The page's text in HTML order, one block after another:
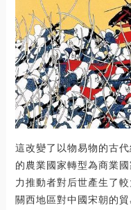
這改變了以物易物的古
的農業國家轉型為商業
力推動者對后世產生了
關西地區對中國宋朝的